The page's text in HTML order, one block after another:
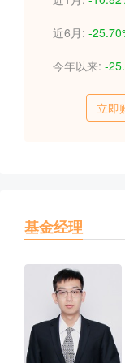
近6月: -
今年以来: -
立即
基金经理